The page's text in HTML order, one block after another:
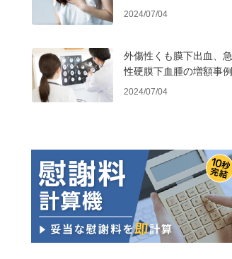
2024/07/04
外傷性くも膜下出血、急
性硬膜下血腫の増額事例
2024/07/04